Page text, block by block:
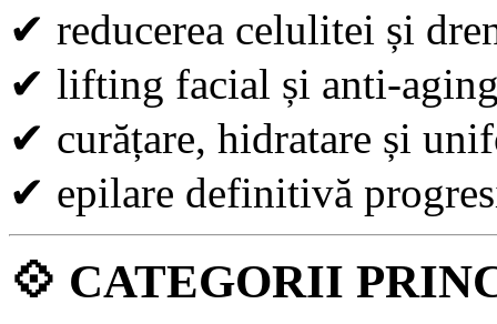
✔ reducerea celulitei și
✔ lifting facial și anti-
✔ curățare, hidratare și
✔ epilare definitivă
💠 CATEGORII